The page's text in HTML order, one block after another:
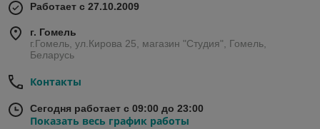
Работает с 27.10.2009
г. Гомель
г.Гомель, ул.Кирова 25, магазин "Студия", Гомель,
Беларусь
Контакты
Сегодня работает с 09:00 до 23:00
Показать весь график работы